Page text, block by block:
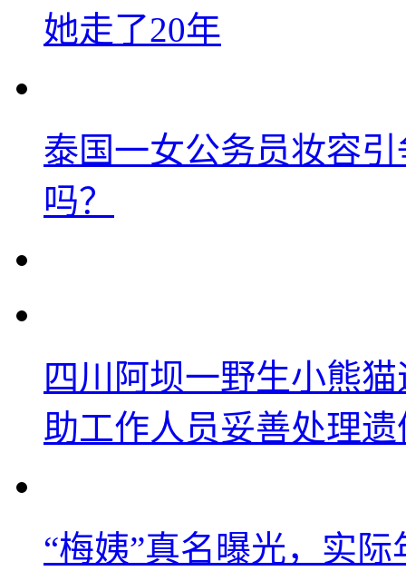
她走了20年
泰国一女公务员妆容
吗？
四川阿坝一野生小熊
助工作人员妥善处理遗
“梅姨”真名曝光，实